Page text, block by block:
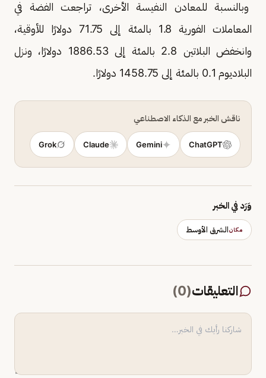
وبالنسبة للمعادن النفيسة الأخرى، تراجعت الفضة في
المعاملات الفورية 1.8 بالمئة إلى 71.75 دولارًا للأوقية،
وانخفض البلاتين 2.8 بالمئة إلى 1886.53 دولارًا، ونزل
البلاديوم 0.1 بالمئة إلى 1458.75 دولارًا.
ناقش الخبر مع الذكاء الاصطناعي
ChatGPT
Gemini
Claude
Grok
وَرَد في الخبر
مكانالشرق الأوسط
التعليقات(
0
)